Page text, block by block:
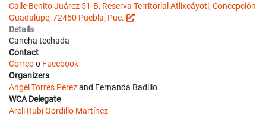
Calle Benito Juárez 51-B, Reserva Territorial Atlixcáyotl, Concepción
Guadalupe, 72450 Puebla, Pue.
Details
Cancha techada
Contact
Correoo Facebook
Organizers
Angel Torres Perezand Fernanda Badillo
WCA Delegate
Areli Rubí Gordillo Martínez